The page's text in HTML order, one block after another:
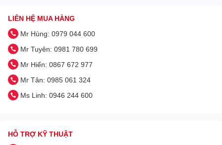
LIÊN HỆ MUA HÀNG
Mr Hùng: 0979 044 600
Mr Tuyên: 0981 780 699
Mr Hiển: 0867 672 977
Mr Tân: 0985 061 324
Ms Linh: 0946 244 600
HỖ TRỢ KỸ THUẬT